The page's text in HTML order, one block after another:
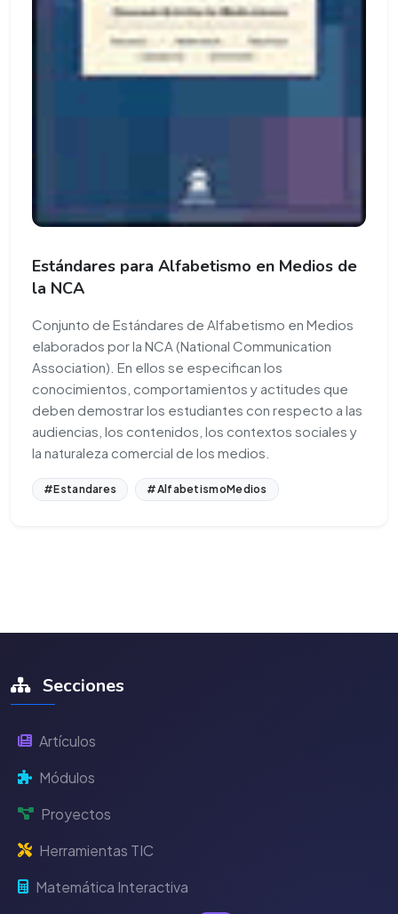
Estándares para Alfabetismo en Medios de
la NCA
Conjunto de Estándares de Alfabetismo en Medios
elaborados por la NCA (National Communication
Association). En ellos se especifican los
conocimientos, comportamientos y actitudes que
deben demostrar los estudiantes con respecto a las
audiencias, los contenidos, los contextos sociales y
la naturaleza comercial de los medios.
#Estandares #AlfabetismoMedios
Secciones
Artículos
Módulos
Proyectos
Herramientas TIC
Matemática Interactiva